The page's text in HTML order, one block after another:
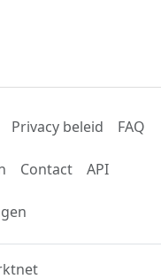
Privacy beleid FAQ
Contact API